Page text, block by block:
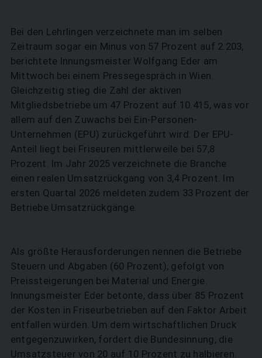
Bei den Lehrlingen verzeichnete man im selben
Zeitraum sogar ein Minus von 57 Prozent auf 2.203,
berichtete Innungsmeister Wolfgang Eder am
Mittwoch bei einem Pressegespräch in Wien.
Gleichzeitig stieg die Zahl der aktiven
Mitgliedsbetriebe um 47 Prozent auf 10.415, was vor
allem auf den Zuwachs bei Ein-Personen-
Unternehmen (EPU) zurückgeführt wird. Der EPU-
Anteil liegt bei Friseuren mittlerweile bei 57,8
Prozent. Im Jahr 2025 verzeichnete die Branche
einen realen Umsatzrückgang von 3,4 Prozent. Im
ersten Quartal 2026 meldeten zudem 33 Prozent der
Betriebe Umsatzrückgänge.
Als größte Herausforderungen nennen die Betriebe
Steuern und Abgaben (60 Prozent), gefolgt von
Preissteigerungen bei Material und Energie.
Innungsmeister Eder betonte, dass über 85 Prozent
der Kosten in Friseurbetrieben auf den Faktor Arbeit
entfallen würden. Um dem wirtschaftlichen Druck
entgegenzuwirken, fordert die Bundesinnung, die
Umsatzsteuer von 20 auf 10 Prozent zu halbieren.